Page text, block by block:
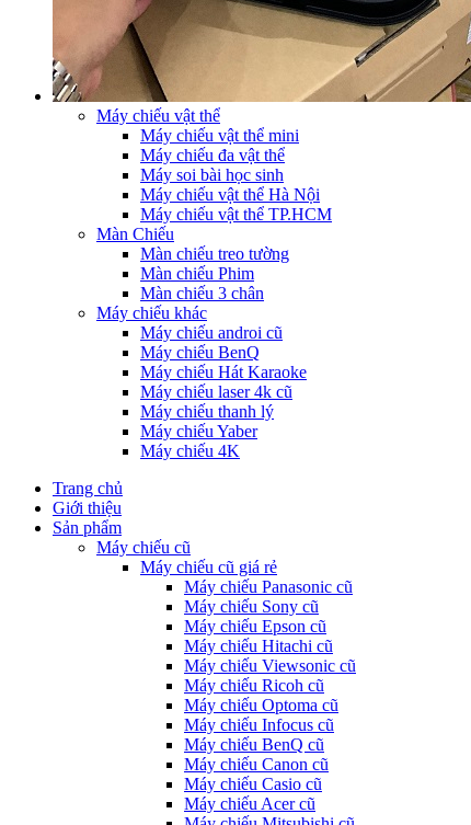
Máy chiếu vật thể
Máy chiếu vật thể mini
Máy chiếu đa vật thể
Máy soi bài học sinh
Máy chiếu vật thể Hà Nội
Máy chiếu vật thể TP.HCM
Màn Chiếu
Màn chiếu treo tường
Màn chiếu Phim
Màn chiếu 3 chân
Máy chiếu khác
Máy chiếu androi cũ
Máy chiếu BenQ
Máy chiếu Hát Karaoke
Máy chiếu laser 4k cũ
Máy chiếu thanh lý
Máy chiếu Yaber
Máy chiếu 4K
Trang chủ
Giới thiệu
Sản phẩm
Máy chiếu cũ
Máy chiếu cũ giá rẻ
Máy chiếu Panasonic cũ
Máy chiếu Sony cũ
Máy chiếu Epson cũ
Máy chiếu Hitachi cũ
Máy chiếu Viewsonic cũ
Máy chiếu Ricoh cũ
Máy chiếu Optoma cũ
Máy chiếu Infocus cũ
Máy chiếu BenQ cũ
Máy chiếu Canon cũ
Máy chiếu Casio cũ
Máy chiếu Acer cũ